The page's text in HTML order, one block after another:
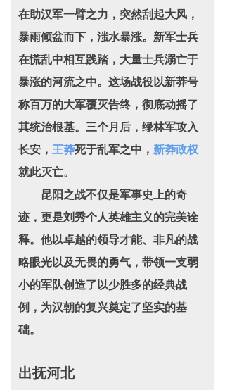
在助汉军一臂之力，突然刮起大风，
暴雨倾盆而下，滍水暴涨。新军士兵
在慌乱中相互践踏，大量士兵溺亡于
暴涨的河流之中。这场战役以新莽号
称百万的大军覆灭告终，彻底动摇了
其统治根基。三个月后，绿林军攻入
长安， 王莽死于乱军之中， 新莽政权
就此灭亡。
昆阳之战不仅是军事史上的奇
迹，更是刘秀个人英雄主义的完美诠
释。他以卓越的领导才能、非凡的战
略眼光以及无畏的勇气，带领一支弱
小的军队创造了以少胜多的经典战
例，为汉朝的复兴奠定了坚实的基
础。
出抚河北